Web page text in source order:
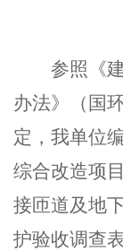
参照《
办法》（ 国
定，我单位
综合改造项
接匝道及地
护验收调查